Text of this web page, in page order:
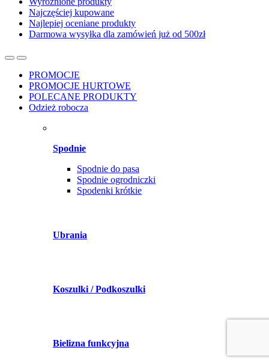
Najczęściej kupowane
Najlepiej oceniane produkty
Darmowa wysyłka dla zamówień już od 500zł
PROMOCJE
PROMOCJE HURTOWE
POLECANE PRODUKTY
Odzież robocza
Spodnie
Spodnie do pasa
Spodnie ogrodniczki
Spodenki krótkie
Ubrania
Koszulki / Podkoszulki
Bielizna funkcyjna